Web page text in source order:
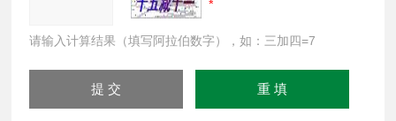
请输入计算结果（填写阿拉伯数字），如：三加四=7